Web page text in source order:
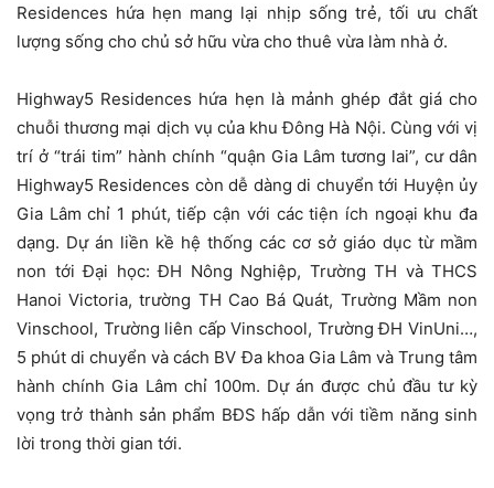
Residences hứa hẹn mang lại nhịp sống trẻ, tối ưu chất
lượng sống cho chủ sở hữu vừa cho thuê vừa làm nhà ở.
Highway5 Residences hứa hẹn là mảnh ghép đắt giá cho
chuỗi thương mại dịch vụ của khu Đông Hà Nội. Cùng với vị
trí ở “trái tim” hành chính “quận Gia Lâm tương lai”, cư dân
Highway5 Residences còn dễ dàng di chuyển tới Huyện ủy
Gia Lâm chỉ 1 phút, tiếp cận với các tiện ích ngoại khu đa
dạng. Dự án liền kề hệ thống các cơ sở giáo dục từ mầm
non tới Đại học: ĐH Nông Nghiệp, Trường TH và THCS
Hanoi Victoria, trường TH Cao Bá Quát, Trường Mầm non
Vinschool, Trường liên cấp Vinschool, Trường ĐH VinUni…,
5 phút di chuyển và cách BV Đa khoa Gia Lâm và Trung tâm
hành chính Gia Lâm chỉ 100m. Dự án được chủ đầu tư kỳ
vọng trở thành sản phẩm BĐS hấp dẫn với tiềm năng sinh
lời trong thời gian tới.